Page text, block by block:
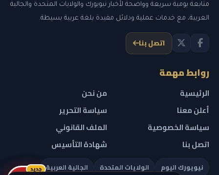
متابعة يومية سريعة وواضحة لأخبار نيويورك والولايات المتحدة والجالية
العربية، مع خدمات عملية ودلائل مفيدة بلغة عربية بسيطة.
اتصل بنا
روابط مهمة
الرئيسية
من نحن
أعلن معنا
سياسة التحرير
سياسة الخصوصية
الملف القانوني
اتصل بنا
شهادة التأسيس
نيويورك اليوم الولايات المتحدة الجالية العربية جديد